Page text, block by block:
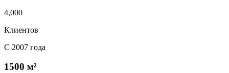
4,000
Клиентов
С 2007 года
1500 м²